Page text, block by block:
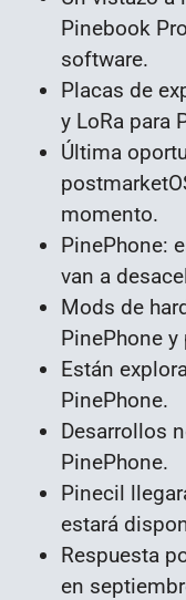
Pinebook
software.
Placas de
y LoRa para
Última
momento.
PinePhone:
van a
Mods de
PinePhone
Están
PinePhone.
Desarrollos
PinePhone.
Pinecil
estará
Respuesta
en